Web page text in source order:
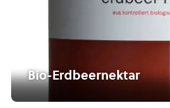
Bio-Erdbeernektar